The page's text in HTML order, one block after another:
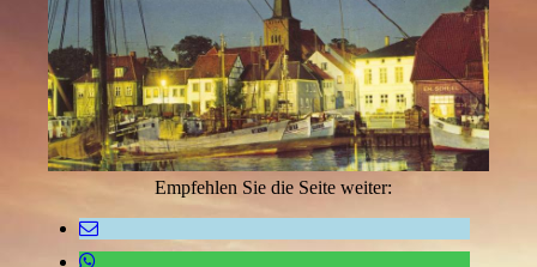
Empfehlen Sie die Seite weiter: